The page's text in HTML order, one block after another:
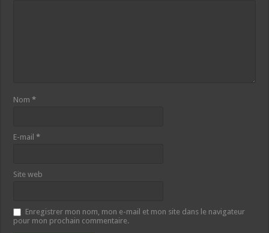
Nom*
E-mail*
Site web
Enregistrer mon nom, mon e-mail et mon site dans le navigateur
pour mon prochain commentaire.